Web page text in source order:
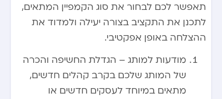
תאפשר לכם לבחור את סוג הקמפיין המתאים,
לתכנן את התקציב בצורה יעילה ולמדוד את
ההצלחה באופן אפקטיבי.
מודעות למותג – הגדלת החשיפה והכרה
של המותג שלכם בקרב קהלים חדשים,
מתאים במיוחד לעסקים חדשים או